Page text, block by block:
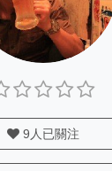
9 人已關注